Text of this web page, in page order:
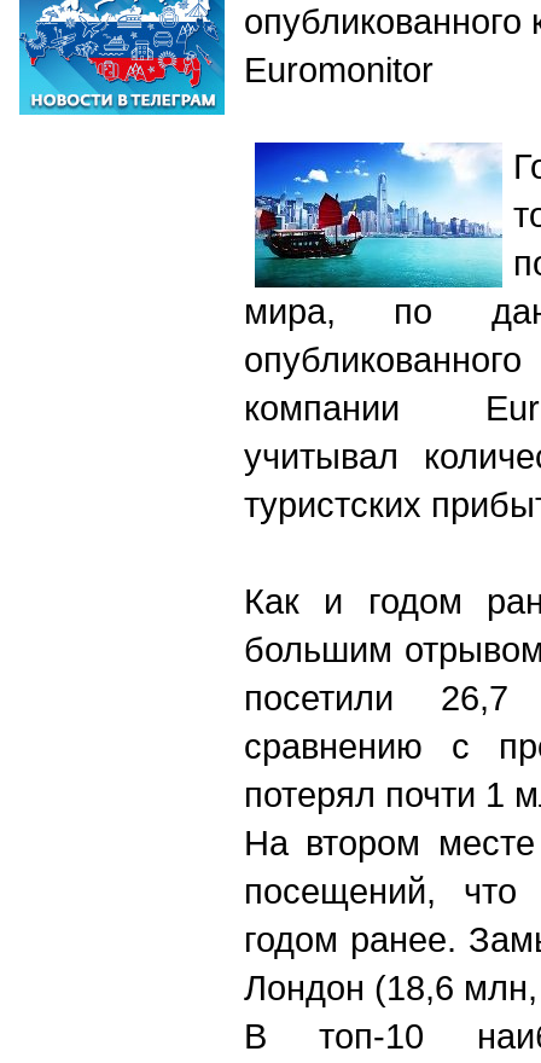
опубликованного
Euromonitor
мира, по
компании
учитывал
туристских
Как и годом
большим
посетили
сравнению с
потерял почти 1
На втором
посещений,
годом ранее.
Лондон (18,6
В топ-10